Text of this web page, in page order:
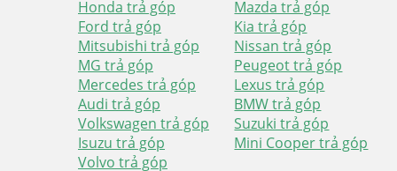
Honda trả góp
Mazda trả góp
Ford trả góp
Kia trả góp
Mitsubishi trả góp
Nissan trả góp
MG trả góp
Peugeot trả góp
Mercedes trả góp
Lexus trả góp
Audi trả góp
BMW trả góp
Volkswagen trả góp
Suzuki trả góp
Isuzu trả góp
Mini Cooper trả góp
Volvo trả góp